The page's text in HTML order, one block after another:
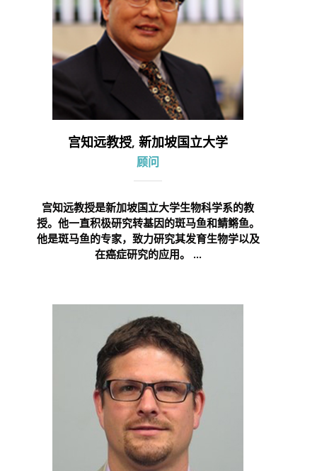
宫知远教授, 新加坡国立大学
顾问
宫知远教授是新加坡国立大学生物科学系的教
授。他一直积极研究转基因的斑马鱼和鲭鳉鱼。
他是斑马鱼的专家，致力研究其发育生物学以及
在癌症研究的应用。 ...